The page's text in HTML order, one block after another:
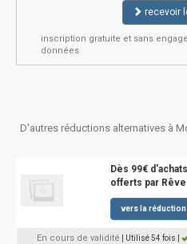
recevoir
inscription gratuite et sans
données
D'autres réductions alternatives à
Dès 99€
offerts par
vers la réduction
En cours de validité | Utilisé 54 fois